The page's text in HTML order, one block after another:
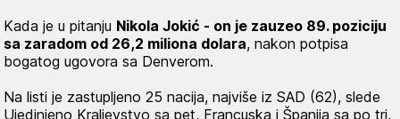
Kada je u pitanju Nikola Jokić - on je zauzeo 89. poziciju
sa zaradom od 26,2 miliona dolara, nakon potpisa
bogatog ugovora sa Denverom.
Na listi je zastupljeno 25 nacija, najviše iz SAD (62), slede
Ujedinjeno Kraljevstvo sa pet, Francuska i Španija sa po tri,